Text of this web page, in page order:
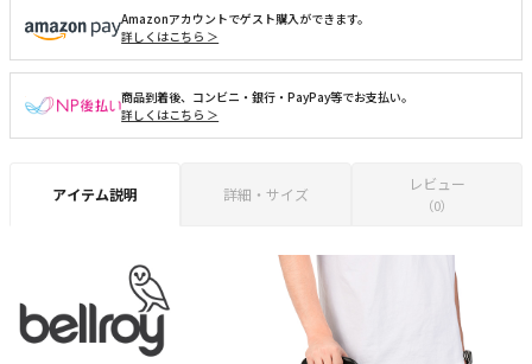
Amazonアカウントでゲスト購入ができます。
詳しくはこちら ＞
商品到着後、コンビニ・銀行・PayPay等でお支払い。
詳しくはこちら ＞
アイテム説明 詳細・サイズ
レビュー
（0）